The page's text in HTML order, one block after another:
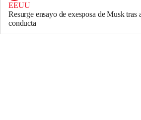
EEUU
Resurge ensayo de exesposa de Musk tras
conducta